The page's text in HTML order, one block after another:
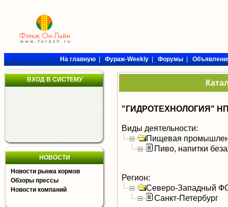
На главную|Фураж-Weekly|Форумы|
ВХОД В СИСТЕМУ
НОВОСТИ
Новости рынка кормов
Обзоры прессы
Новости компаний
"ГИДРОТЕХНОЛОГИЯ"
Виды деятельности:
Пищевая
Пиво, напитки
Регион:
Северо-Западный
Санкт-Петербург